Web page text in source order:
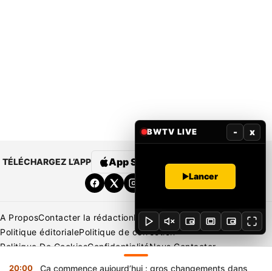
TÉLÉCHARGEZ L’APP App Store Google Play
A ProposContacter la rédactionRédaction Mentions légales
Politique éditorialePolitique de correction
Politique De CookiesConfidentialitéNous Contacter
20:00 Ça commence aujourd’hui : gros changements dans
BWTV LIVE - x
Lancer